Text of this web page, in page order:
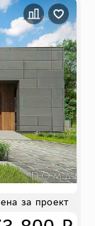
за проект